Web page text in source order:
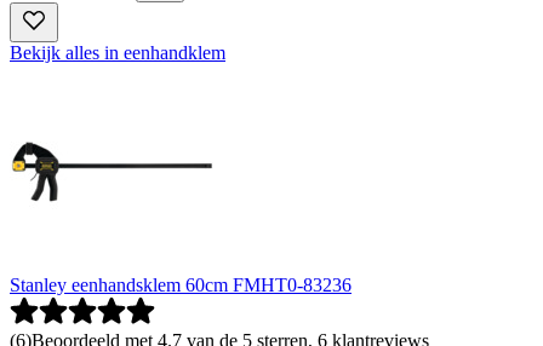
Bekijk alles in eenhandklem
Stanley eenhandsklem 60cm FMHT0-83236
(6)Beoordeeld met 4.7 van de 5 sterren, 6 klantreviews